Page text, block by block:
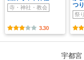
寺・神社・教会
3.30
つり
祭
宇都宮